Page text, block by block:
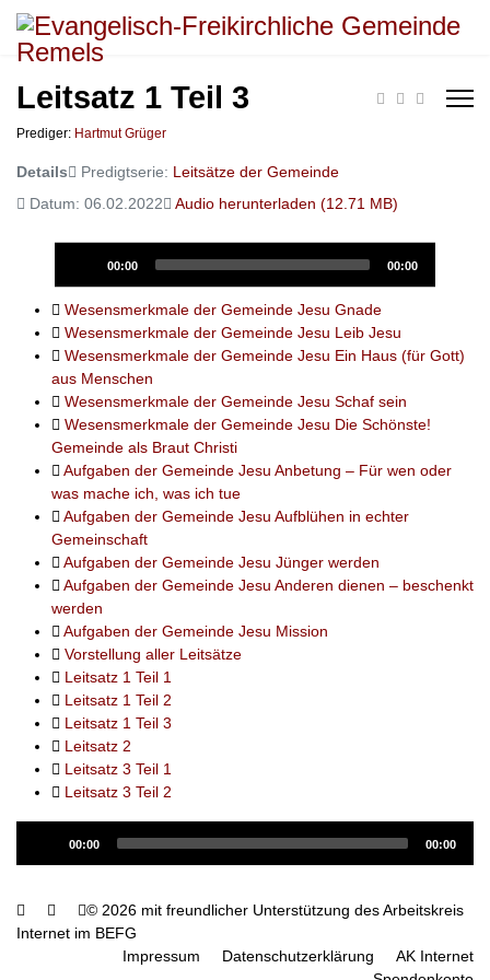
Leitsatz 1 Teil 3
Prediger: Hartmut Grüger
Details Predigtserie: Leitsätze der Gemeinde
Datum: 06.02.2022
Audio herunterladen (12.71 MB)
00:00 00:00
Wesensmerkmale der Gemeinde Jesu Gnade
Wesensmerkmale der Gemeinde Jesu Leib Jesu
Wesensmerkmale der Gemeinde Jesu Ein Haus (für Gott)
aus Menschen
Wesensmerkmale der Gemeinde Jesu Schaf sein
Wesensmerkmale der Gemeinde Jesu Die Schönste!
Gemeinde als Braut Christi
Aufgaben der Gemeinde Jesu Anbetung – Für wen oder
was mache ich, was ich tue
Aufgaben der Gemeinde Jesu Aufblühen in echter
Gemeinschaft
Aufgaben der Gemeinde Jesu Jünger werden
Aufgaben der Gemeinde Jesu Anderen dienen – beschenkt
werden
Aufgaben der Gemeinde Jesu Mission
Vorstellung aller Leitsätze
Leitsatz 1 Teil 1
Leitsatz 1 Teil 2
Leitsatz 1 Teil 3
Leitsatz 2
Leitsatz 3 Teil 1
Leitsatz 3 Teil 2
00:00 00:00
© 2026 mit freundlicher Unterstützung des Arbeitskreis
Internet im BEFG
Impressum
Datenschutzerklärung
AK Internet